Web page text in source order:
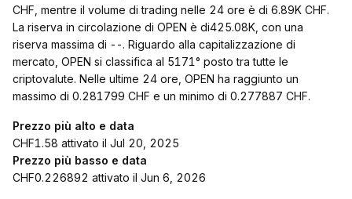
CHF, mentre il volume di trading nelle 24 ore è di 6.89K CHF.
La riserva in circolazione di OPEN è di425.08K, con una
riserva massima di --. Riguardo alla capitalizzazione di
mercato, OPEN si classifica al 5171° posto tra tutte le
criptovalute. Nelle ultime 24 ore, OPEN ha raggiunto un
massimo di 0.281799 CHF e un minimo di 0.277887 CHF.
Prezzo più alto e data
CHF1.58 attivato il Jul 20, 2025
Prezzo più basso e data
CHF0.226892 attivato il Jun 6, 2026